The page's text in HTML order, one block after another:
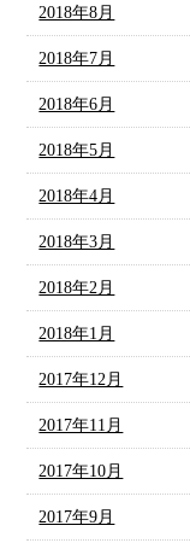
2018年8月
2018年7月
2018年6月
2018年5月
2018年4月
2018年3月
2018年2月
2018年1月
2017年12月
2017年11月
2017年10月
2017年9月